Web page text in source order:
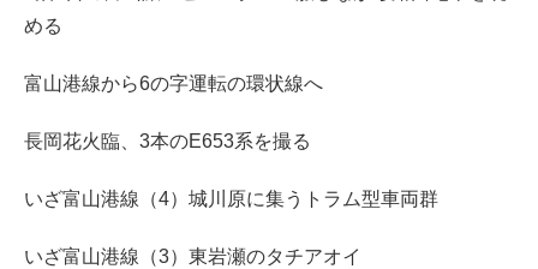
める
富山港線から6の字運転の環状線へ
長岡花火臨、3本のE653系を撮る
いざ富山港線（4）城川原に集うトラム型車両群
いざ富山港線（3）東岩瀬のタチアオイ